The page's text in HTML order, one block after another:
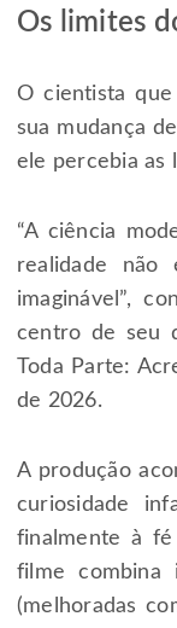
Os limites
O cientista
sua mudança
ele percebia as
“A ciência
realidade
imaginável”,
centro de seu
Toda Parte:
de 2026.
A produção
curiosidade
finalmente à
filme combina
(melhoradas